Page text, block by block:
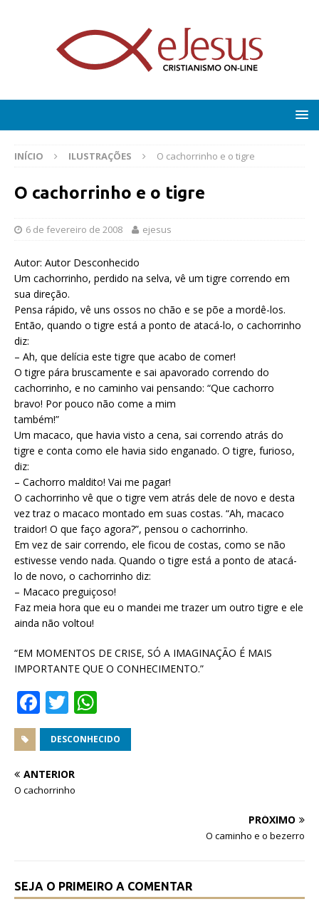
INÍCIO ILUSTRAÇÕES O cachorrinho e o tigre
O cachorrinho e o tigre
6 de fevereiro de 2008 ejesus
Autor: Autor Desconhecido
Um cachorrinho, perdido na selva, vê um tigre correndo em
sua direção.
Pensa rápido, vê uns ossos no chão e se põe a mordê-los.
Então, quando o tigre está a ponto de atacá-lo, o cachorrinho
diz:
– Ah, que delícia este tigre que acabo de comer!
O tigre pára bruscamente e sai apavorado correndo do
cachorrinho, e no caminho vai pensando: “Que cachorro
bravo! Por pouco não come a mim
também!”
Um macaco, que havia visto a cena, sai correndo atrás do
tigre e conta como ele havia sido enganado. O tigre, furioso,
diz:
– Cachorro maldito! Vai me pagar!
O cachorrinho vê que o tigre vem atrás dele de novo e desta
vez traz o macaco montado em suas costas. “Ah, macaco
traidor! O que faço agora?”, pensou o cachorrinho.
Em vez de sair correndo, ele ficou de costas, como se não
estivesse vendo nada. Quando o tigre está a ponto de atacá-
lo de novo, o cachorrinho diz:
– Macaco preguiçoso!
Faz meia hora que eu o mandei me trazer um outro tigre e ele
ainda não voltou!
“EM MOMENTOS DE CRISE, SÓ A IMAGINAÇÃO É MAIS
IMPORTANTE QUE O CONHECIMENTO.”
F
a
c
e
b
T
w
it
te
r
h
at
DESCONHECIDO
ANTERIOR
O cachorrinho
PRÓXIMO
O caminho e o bezerro
SEJA O PRIMEIRO A COMENTAR